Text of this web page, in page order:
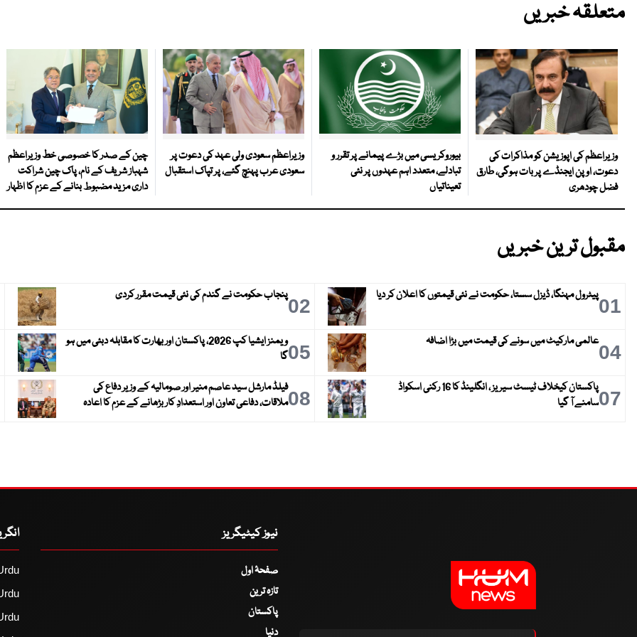
متعلقہ خبریں
وزیراعظم کی اپوزیشن کو مذاکرات کی
دعوت، اوپن ایجنڈے پر بات ہوگی، طارق
فضل چودھری
بیوروکریسی میں بڑے پیمانے پر تقرر و
تبادلے، متعدد اہم عہدوں پر نئی
تعیناتیاں
وزیراعظم سعودی ولی عہد کی دعوت پر
سعودی عرب پہنچ گئے، پر تپاک استقبال
چین کے صدر کا خصوصی خط وزیراعظم
شہباز شریف کے نام، پاک چین شراکت
داری مزید مضبوط بنانے کے عزم کا اظہار
مقبول ترین خبریں
01پیٹرول مہنگا، ڈیزل سستا، حکومت نے نئی قیمتوں کا اعلان کر دیا 02پنجاب حکومت نے گندم کی نئی قیمت مقرر کردی
04عالمی مارکیٹ میں سونے کی قیمت میں بڑا اضافہ 05
ویمنز ایشیا کپ 2026، پاکستان اور بھارت کا مقابلہ دبئی میں ہو
گا
07
پاکستان کیخلاف ٹیسٹ سیریز ، انگلینڈ کا 16 رکنی اسکواڈ
سامنے آ گیا
08فیلڈ مارشل سید عاصم منیر اور صومالیہ کے وزیر دفاع کی
ملاقات، دفاعی تعاون اور استعدادِ کار بڑھانے کے عزم کا اعادہ
نیوز کیٹیگریز
صفحۂ اول
تازہ ترین
پاکستان
دنیا